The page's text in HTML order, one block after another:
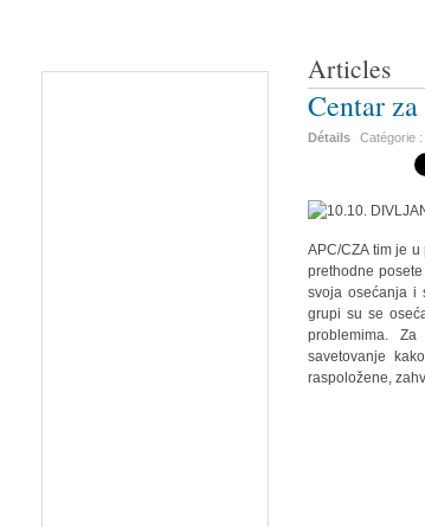
Articles
Centar
Détails Catégorie
APC/CZA tim je
prethodne
svoja osećanja i
grupi su se
problemima.
savetovanje
raspoložene,